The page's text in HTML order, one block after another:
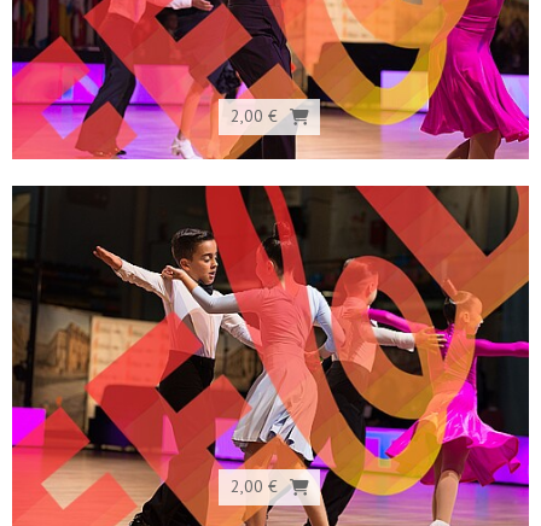
2,00 €
2,00 €